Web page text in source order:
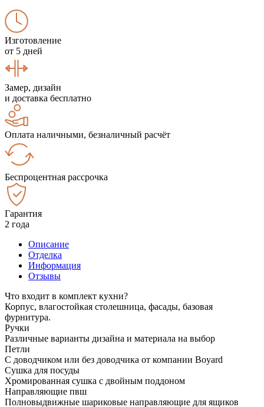
Изготовление
от 5 дней
Замер, дизайн
и доставка бесплатно
Оплата наличными, безналичный расчёт
Беспроцентная рассрочка
Гарантия
2 года
Описание
Отделка
Информация
Отзывы
Что входит в комплект кухни?
Корпус, влагостойкая столешница, фасады, базовая
фурнитура.
Ручки
Различные варианты дизайна и материала на выбор
Петли
С доводчиком или без доводчика от компании Boyard
Сушка для посуды
Хромированная сушка с двойным поддоном
Направляющие пвш
Полновыдвижные шариковые направляющие для ящиков